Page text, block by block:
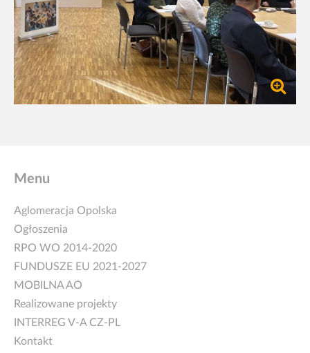
Menu
Aglomeracja Opolska
Ogłoszenia
RPO WO 2014-2020
FUNDUSZE EU 2021-2027
MOBILNA AO
Realizowane projekty
INTERREG V-A CZ-PL
Kontakt